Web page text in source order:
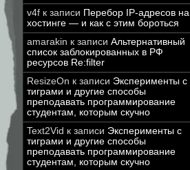
v4f к записи Перебор IP-адресов на
хостинге — и как с этим бороться
amarakin к записи Альтернативный
список заблокированных в РФ
ресурсов Re:filter
ResizeOn к записи Эксперименты с
тиграми и другие способы
преподавать программирование
студентам, которым скучно
Text2Vid к записи Эксперименты с
тиграми и другие способы
преподавать программирование
студентам, которым скучно